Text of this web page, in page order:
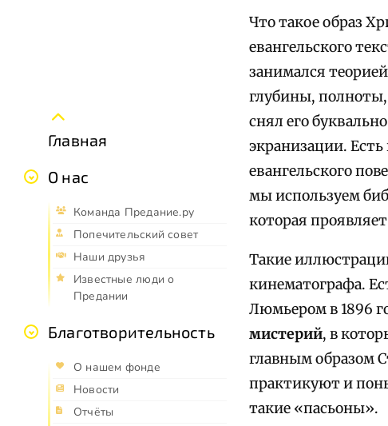
Главная
О нас
Команда Предание.ру
Попечительский совет
Наши друзья
Известные люди о
Предании
Благотворительность
О нашем фонде
Новости
Отчёты
Что такое образ
евангельского
занимался
глубины,
снял его
экранизации.
евангельского
мы используем
которая
Такие
кинематографа.
Люмьером в 1896
мистерий, в
главным образом
практикуют и
такие «пасьоны».